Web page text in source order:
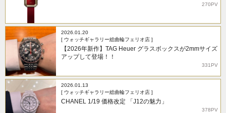
270PV
2026.01.20
[ ウォッチギャラリー総曲輪フェリオ店 ]
【2026年新作】TAG Heuer グラスボックスが2mmサイズ
アップして登場！！
331PV
2026.01.13
[ ウォッチギャラリー総曲輪フェリオ店 ]
CHANEL 1/19 価格改定 「J12の魅力」
378PV